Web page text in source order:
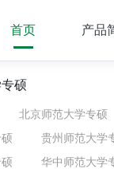
首页 产品
硕
北京师范大学专硕
贵州师范大学
华中师范大学